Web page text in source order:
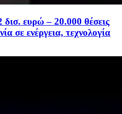
ευρώ – 20.000 θέσεις
σε ενέργεια, τεχνολογία